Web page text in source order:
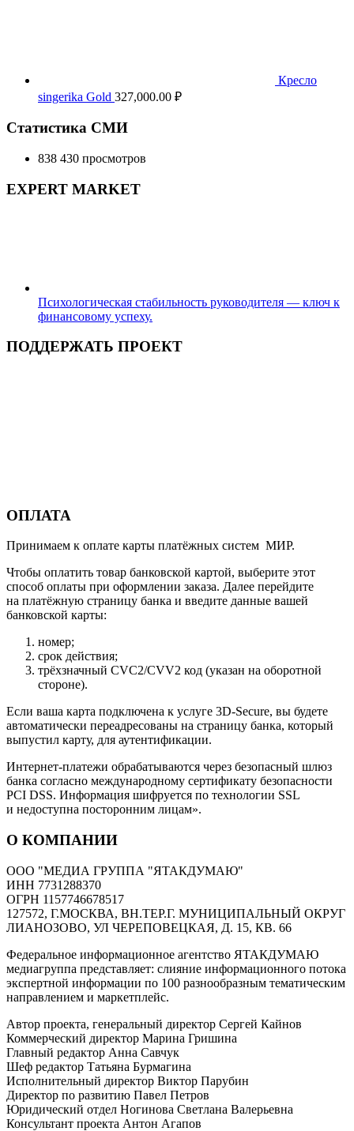
Кресло
singerika Gold 327,000.00 ₽
Статистика СМИ
838 430 просмотров
EXPERT MARKET
Психологическая стабильность руководителя — ключ к
финансовому успеху.
ПОДДЕРЖАТЬ ПРОЕКТ
ОПЛАТА
Принимаем к оплате карты платёжных систем МИР.
Чтобы оплатить товар банковской картой, выберите этот
способ оплаты при оформлении заказа. Далее перейдите
на платёжную страницу банка и введите данные вашей
банковской карты:
номер;
срок действия;
трёхзначный CVC2/CVV2 код (указан на оборотной
стороне).
Если ваша карта подключена к услуге 3D-Secure, вы будете
автоматически переадресованы на страницу банка, который
выпустил карту, для аутентификации.
Интернет-платежи обрабатываются через безопасный шлюз
банка согласно международному сертификату безопасности
PCI DSS. Информация шифруется по технологии SSL
и недоступна посторонним лицам».
О КОМПАНИИ
ООО "МЕДИА ГРУППА "ЯТАКДУМАЮ"
ИНН 7731288370
ОГРН 1157746678517
127572, Г.МОСКВА, ВН.ТЕР.Г. МУНИЦИПАЛЬНЫЙ ОКРУГ
ЛИАНОЗОВО, УЛ ЧЕРЕПОВЕЦКАЯ, Д. 15, КВ. 66
Федеральное информационное агентство ЯТАКДУМАЮ
медиагруппа представляет: слияние информационного потока
экспертной информации по 100 разнообразным тематическим
направлением и маркетплейс.
Автор проекта, генеральный директор Сергей Кайнов
Коммерческий директор Марина Гришина
Главный редактор Анна Савчук
Шеф редактор Татьяна Бурмагина
Исполнительный директор Виктор Парубин
Директор по развитию Павел Петров
Юридический отдел Ногинова Светлана Валерьевна
Консультант проекта Антон Агапов